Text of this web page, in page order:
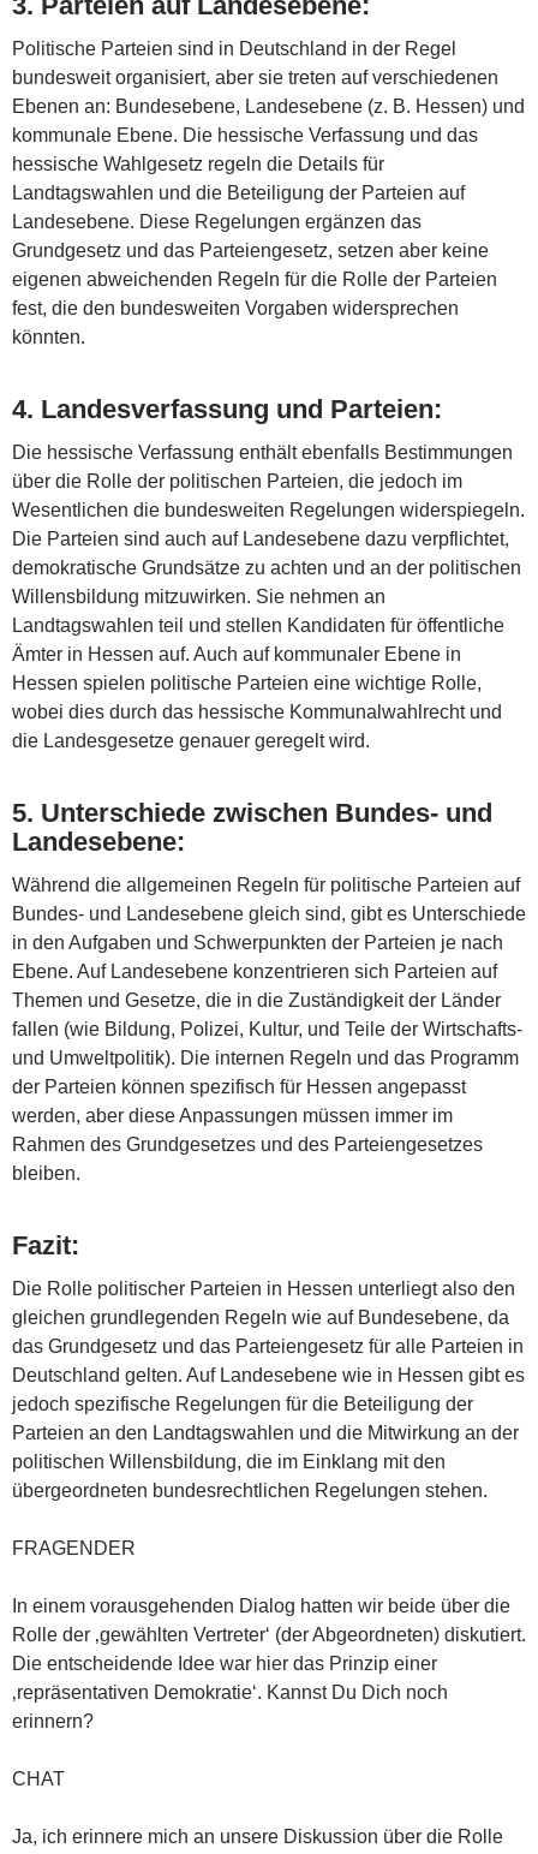
Politische Parteien sind in Deutschland in der Regel
bundesweit organisiert, aber sie treten auf verschiedenen
Ebenen an: Bundesebene, Landesebene (z. B. Hessen) und
kommunale Ebene. Die hessische Verfassung und das
hessische Wahlgesetz regeln die Details für
Landtagswahlen und die Beteiligung der Parteien auf
Landesebene. Diese Regelungen ergänzen das
Grundgesetz und das Parteiengesetz, setzen aber keine
eigenen abweichenden Regeln für die Rolle der Parteien
fest, die den bundesweiten Vorgaben widersprechen
könnten.
4. Landesverfassung und Parteien:
Die hessische Verfassung enthält ebenfalls Bestimmungen
über die Rolle der politischen Parteien, die jedoch im
Wesentlichen die bundesweiten Regelungen widerspiegeln.
Die Parteien sind auch auf Landesebene dazu verpflichtet,
demokratische Grundsätze zu achten und an der politischen
Willensbildung mitzuwirken. Sie nehmen an
Landtagswahlen teil und stellen Kandidaten für öffentliche
Ämter in Hessen auf. Auch auf kommunaler Ebene in
Hessen spielen politische Parteien eine wichtige Rolle,
wobei dies durch das hessische Kommunalwahlrecht und
die Landesgesetze genauer geregelt wird.
5. Unterschiede zwischen Bundes- und
Landesebene:
Während die allgemeinen Regeln für politische Parteien auf
Bundes- und Landesebene gleich sind, gibt es Unterschiede
in den Aufgaben und Schwerpunkten der Parteien je nach
Ebene. Auf Landesebene konzentrieren sich Parteien auf
Themen und Gesetze, die in die Zuständigkeit der Länder
fallen (wie Bildung, Polizei, Kultur, und Teile der Wirtschafts-
und Umweltpolitik). Die internen Regeln und das Programm
der Parteien können spezifisch für Hessen angepasst
werden, aber diese Anpassungen müssen immer im
Rahmen des Grundgesetzes und des Parteiengesetzes
bleiben.
Fazit:
Die Rolle politischer Parteien in Hessen unterliegt also den
gleichen grundlegenden Regeln wie auf Bundesebene, da
das Grundgesetz und das Parteiengesetz für alle Parteien in
Deutschland gelten. Auf Landesebene wie in Hessen gibt es
jedoch spezifische Regelungen für die Beteiligung der
Parteien an den Landtagswahlen und die Mitwirkung an der
politischen Willensbildung, die im Einklang mit den
übergeordneten bundesrechtlichen Regelungen stehen.
FRAGENDER
In einem vorausgehenden Dialog hatten wir beide über die
Rolle der ‚gewählten Vertreter‘ (der Abgeordneten) diskutiert.
Die entscheidende Idee war hier das Prinzip einer
‚repräsentativen Demokratie‘. Kannst Du Dich noch
erinnern?
CHAT
Ja, ich erinnere mich an unsere Diskussion über die Rolle